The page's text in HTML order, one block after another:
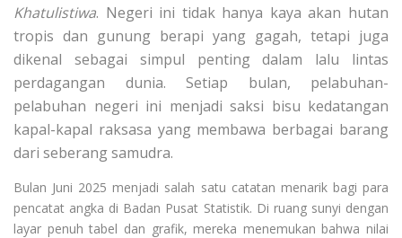
Khatulistiwa. Negeri ini tidak hanya kaya akan hutan
tropis dan gunung berapi yang gagah, tetapi juga
dikenal sebagai simpul penting dalam lalu lintas
perdagangan dunia. Setiap bulan, pelabuhan-
pelabuhan negeri ini menjadi saksi bisu kedatangan
kapal-kapal raksasa yang membawa berbagai barang
dari seberang samudra.
Bulan Juni 2025 menjadi salah satu catatan menarik bagi para
pencatat angka di Badan Pusat Statistik. Di ruang sunyi dengan
layar penuh tabel dan grafik, mereka menemukan bahwa nilai